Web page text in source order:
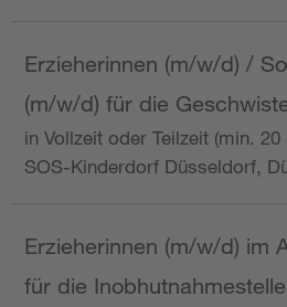
Erzieherinnen (m/w/d) /
(m/w/d) für die
in Vollzeit oder Teilzeit (min.
SOS-Kinderdorf Düsseldorf,
Erzieherinnen (m/w/d) im
für die Inobhutnahmestelle